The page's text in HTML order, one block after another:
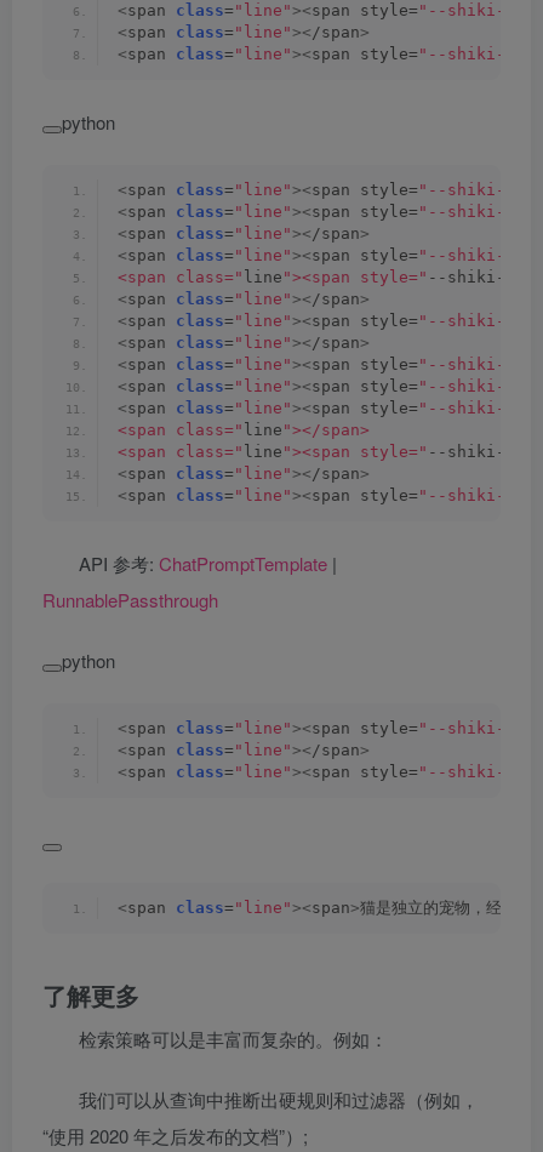
<span class= "line"><span style= "--shiki-
<span class= "line">< /span>
<span class= "line"><span style= "--shiki-
python
<span class= "line"><span style= "--shiki-
<span class= "line"><span style= "--shiki-
<span class= "line">< /span>
<span class= "line"><span style= "--shiki-
<span class=" line "><span style=" --shiki-
<span class= "line">< /span>
<span class= "line"><span style= "--shiki-
<span class= "line">< /span>
<span class= "line"><span style= "--shiki-
<span class= "line"><span style= "--shiki-
<span class= "line"><span style= "--shiki-
<span class=" line "></span>
<span class=" line "><span style=" --shiki-
<span class= "line">< /span>
<span class= "line"><span style= "--shiki-
API 参考: ChatPromptTemplate |
RunnablePassthrough
python
<span class= "line"><span style= "--shiki-
<span class= "line">< /span>
<span class= "line"><span style= "--shiki-
<span class= "line"><span>猫是独立的宠物，经常享
了解更多
检索策略可以是丰富而复杂的。例如：
我们可以从查询中推断出硬规则和过滤器（例如，
“使用 2020 年之后发布的文档”）;